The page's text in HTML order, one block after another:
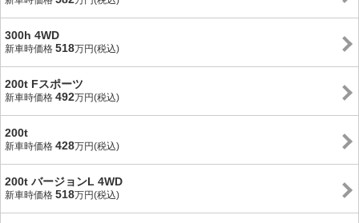
300h 4WD
新車時価格 518万円(税込)
200t Fスポーツ
新車時価格 492万円(税込)
200t
新車時価格 428万円(税込)
200t バージョンL 4WD
新車時価格 518万円(税込)